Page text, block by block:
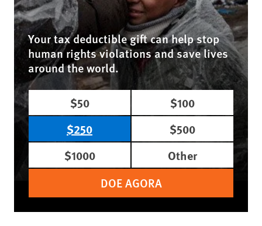
Your tax deductible gift can help stop
human rights violations and save lives
around the world.
$50
$100
$250
$500
$1000
Other
DOE AGORA